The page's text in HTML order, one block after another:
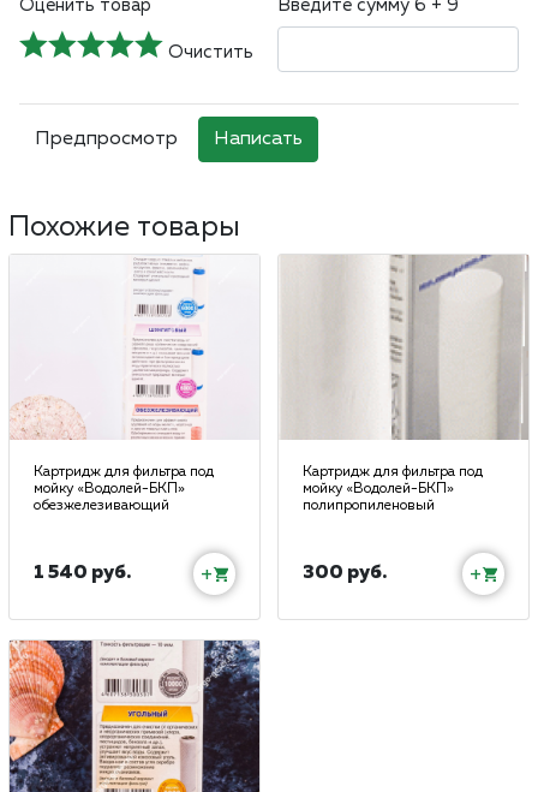
Оценить товар
Очистить
Введите сумму 6 + 9
Похожие товары
Картридж для фильтра под
мойку «Водолей-БКП»
обезжелезивающий
1 540 руб. +
Картридж для фильтра под
мойку «Водолей-БКП»
полипропиленовый
300 руб. +